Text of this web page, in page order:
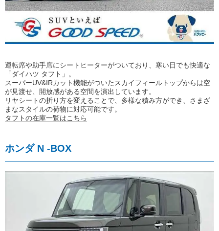
運転席や助手席にシートヒーターがついており、寒い日でも快適な
「ダイハツ タフト」。
スーパーUV&IRカット機能がついたスカイフィールトップからは空
が見渡せ、開放感がある空間を演出しています。
リヤシートの折り方を変えることで、多様な積み方ができ、さまざ
まなスタイルの荷物に対応可能です。
タフトの在庫一覧はこちら
ホンダ N -BOX